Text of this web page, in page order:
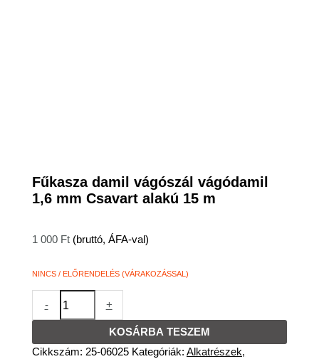
Fűkasza damil vágószál vágódamil
1,6 mm Csavart alakú 15 m
1 000 Ft (bruttó, ÁFA-val)
NINCS / ELŐRENDELÉS (VÁRAKOZÁSSAL)
- +
KOSÁRBA TESZEM
Cikkszám:25-06025 Kategóriák:Alkatrészek,